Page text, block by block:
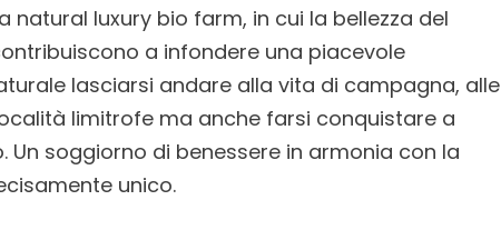
natural luxury bio farm, in cui la bellezza del
a infondere una piacevole
lasciarsi andare alla vita di campagna, alle
limitrofe ma anche farsi conquistare a
soggiorno di benessere in armonia con la
unico.